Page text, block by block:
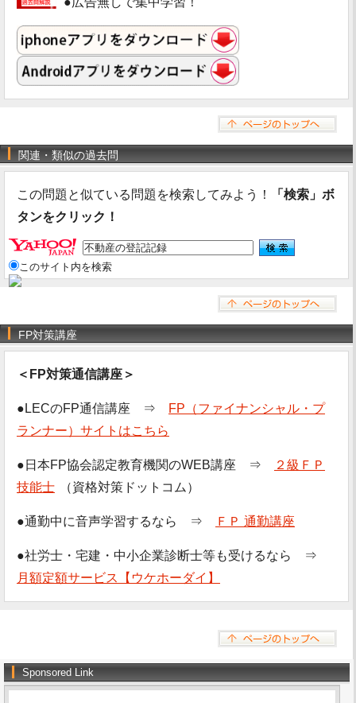
関連・類似の過去問
この問題と似ている問題を検索してみよう！
「検索」ボ
タンをクリック！
このサイト内を検索
FP対策講座
＜FP対策通信講座＞
●LECのFP通信講座 ⇒
FP（ファイナンシャル・プ
ランナー）サイトはこちら
●日本FP協会認定教育機関のWEB講座 ⇒
２級ＦＰ
技能士
（資格対策ドットコム）
●通勤中に音声学習するなら ⇒ ＦＰ 通勤講座
●社労士・宅建・中小企業診断士等も受けるなら ⇒
月額定額サービス【ウケホーダイ】
Sponsored Link